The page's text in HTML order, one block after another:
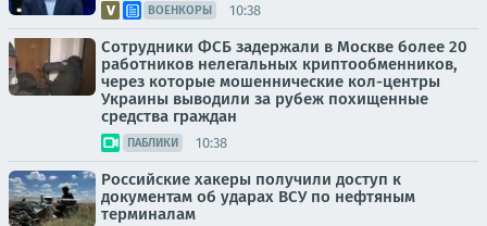
ВОЕНКОРЫ 10:38
Сотрудники ФСБ задержали в Москве более 20
работников нелегальных криптообменников,
через которые мошеннические кол-центры
Украины выводили за рубеж похищенные
средства граждан
ПАБЛИКИ 10:38
Российские хакеры получили доступ к
документам об ударах ВСУ по нефтяным
терминалам